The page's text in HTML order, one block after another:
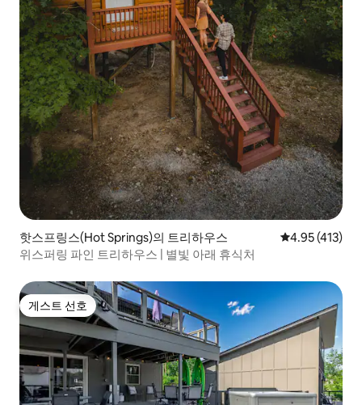
핫스프링스(Hot Springs)의 트리하우스 평점 4.95점(5
4.95 (413)
위스퍼링 파인 트리하우스 | 별빛 아래 휴식처
게스트 선호
게스트 선호